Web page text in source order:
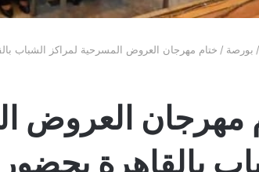
/ بورصة / ختام مهرجان العروض المسرحية لمراكز الشباب
مهرجان العروض
بالقاهرة